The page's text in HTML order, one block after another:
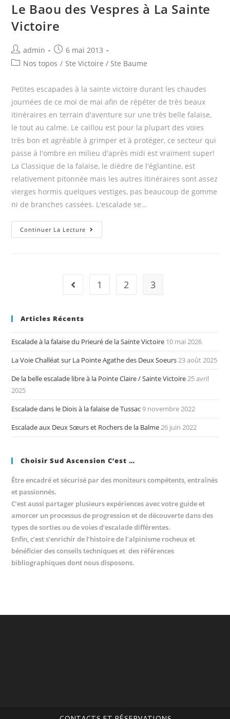
Le Baou des Vespres à La Sainte
Victoire
Post
author:
admin
Post
published:
6 mai 2013
PostNos topos / Ste Victoire / Ste Baume
Petites escapades à la sainte victoire durant les chaudes
journées de ce moi de mai afin de répéter de très beaux
itinéraires en terrain d'aventure sur une très belle falaise,
le tout au calme. Le caillou est pour la plupart des voies
très bon et agréable à grimper et à protéger, ce secteur qui
passe à l'ombre en milieu d'après midi est vraiment super!
La Classique de la falaise, le dièdre de l'églantine, est
relativement pitonnée mais les autres itinéraires sont assez
vierges hormis quelques vestiges, pas beaucoup de gomme
ni de branches cassées. L'escalade se…
Continuer La Lecture
Baou
Go to the previous page
1 2 3
Articles Récents
Escalade à la falaise du Prieuré de la Sainte Victoire 10 mai 2026
La Voie Challéat sur La Pointe Agathe des Deux Soeurs23 août 2025
De la belle escalade libre à la Pointe Claire / Sainte Victoire25 avril
2025
Escalade dans le Diois à la falaise de Tussac9 novembre 2022
Escalade aux Deux Sœurs et Rochers de la Balme26 juin 2022
Choisir Sud Ascension C’est …
Être encadré et sécurisé par des moniteurs compétents, entraînés
et passionnés.
C’est aussi partager plusieurs expériences avec votre guide et
amorcer un processus de progression et de découverte dans des
types de sorties ou de voies d’escalade différentes.
Enfin, c’est s’enrichir de l’histoire de l’alpinisme rocheux et
bénéficier des conseils techniques et des références
bibliographiques dont nous disposons.